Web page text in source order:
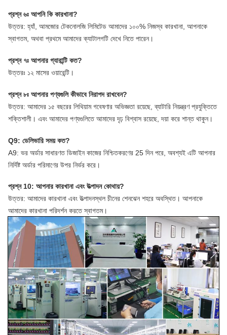
প্রশ্ন ৬ঃ আপনি কি কারখানা?
উত্তর: হ্যাঁ, আমজোর টেকনোলজি লিমিটেড আমাদের ১০০% নিজস্ব কারখানা, আপনাকে
স্বাগতম, অথবা প্রথমে আমাদের ক্যাটালগটি দেখে নিতে পারেন।
প্রশ্ন ৭ঃ আপনার গ্যারান্টি কত?
উত্তরঃ ১২ মাসের ওয়ারেন্টি।
প্রশ্ন ৮ঃ আপনার পণ্যগুলি কীভাবে নিরাপদ রাখবেন?
উত্তর: আমাদের ১৫ বছরের লিথিয়াম গবেষণার অভিজ্ঞতা রয়েছে, ব্যাটারি নিয়ন্ত্রণ প্রযুক্তিতে
শক্তিশালী। এবং আমাদের পণ্যগুলিতে আমাদের দৃঢ় বিশ্বাস রয়েছে, দয়া করে শান্ত থাকুন।
Q9: ডেলিভারি সময় কত?
A9: ভর অর্ডার সাধারণত ডিজাইন কাজের নিশ্চিতকরণের 25 দিন পরে, অবশ্যই এটি আপনার
নির্দিষ্ট অর্ডার পরিমাণের উপর নির্ভর করে।
প্রশ্ন 10: আপনার কারখানা এবং উত্পাদন কোথায়?
উত্তর: আমাদের কারখানা এবং উত্পাদনস্থল চীনের শেনঝেন শহরে অবস্থিত। আপনাকে
আমাদের কারখানা পরিদর্শন করতে স্বাগতম।